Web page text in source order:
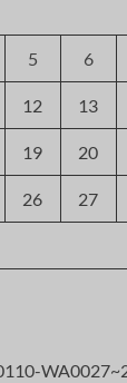
5 6
12 13
19 20
26 27